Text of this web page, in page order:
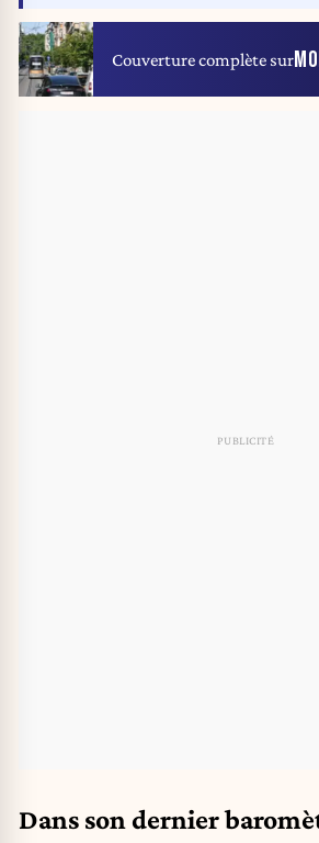
Couverture complète sur
Dans son dernier